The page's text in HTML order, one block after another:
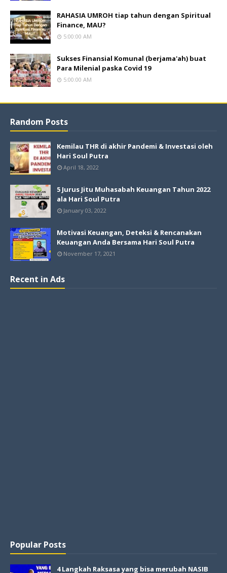
RAHASIA UMROH tiap tahun dengan Spiritual
Finance, MAU?
5:00:00 AM
Sukses Finansial Komunal (berjama'ah) buat
Para Milenial paska Covid 19
5:00:00 AM
Random Posts
Kemilau THR di akhir Pandemi & Investasi oleh
Hari Soul Putra
April 18, 2022
5 Jurus Jitu Muhasabah Keuangan Tahun 2022
ala Hari Soul Putra
January 03, 2022
Motivasi Keuangan, Deteksi & Rencanakan
Keuangan Anda Bersama Hari Soul Putra
November 17, 2021
Recent in Ads
Popular Posts
4 Langkah Raksasa yang bisa merubah NASIB